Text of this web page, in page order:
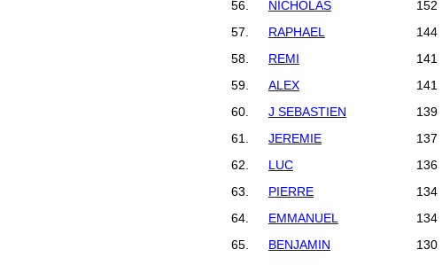
56.
NICHOLAS
152
57.
RAPHAEL
144
58.
REMI
141
59.
ALEX
141
60.
J SEBASTIEN
139
61.
JEREMIE
137
62.
LUC
136
63.
PIERRE
134
64.
EMMANUEL
134
65.
BENJAMIN
130